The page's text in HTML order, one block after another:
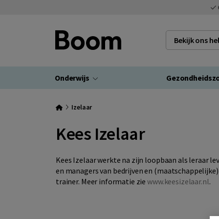
Bekijk ons
Onderwijs
Izelaar
Kees Izelaar
Kees Izelaar werkte na zijn loopbaan als leraar
en managers van bedrijven en
trainer. Meer informatie ziewww.keesizelaar.nl.